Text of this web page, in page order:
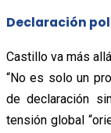
Declaración
Castillo va más
“No es solo un
de declaración
tensión global